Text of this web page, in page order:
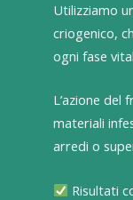
Utilizziamo
criogenico,
ogni fase
L’azione
materiali
arredi o
Risultati